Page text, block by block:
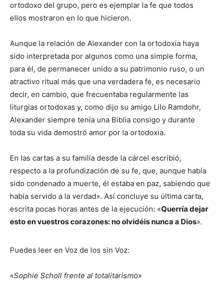
ortodoxo del grupo, pero es ejemplar la fe que todos
ellos mostraron en lo que hicieron.
Aunque la relación de Alexander con la ortodoxia haya
sido interpretada por algunos como una simple forma,
para él, de permanecer unido a su patrimonio ruso, o un
atractivo ritual más que una verdadera fe, es necesario
decir, en cambio, que frecuentaba regularmente las
liturgias ortodoxas y, como dijo su amigo Lilo Ramdohr,
Alexander siempre tenía una Biblia consigo y durante
toda su vida demostró amor por la ortodoxia.
En las cartas a su familia desde la cárcel escribió,
respecto a la profundización de su fe, que, aunque había
sido condenado a muerte, él estaba en paz, sabiendo que
había servido a la verdad». Así concluye su última carta,
escrita pocas horas antes de la ejecución: «Querría dejar
esto en vuestros corazones: no olvidéis nunca a Dios».
Puedes leer en Voz de los sin Voz:
«Sophie Scholl frente al totalitarismo»